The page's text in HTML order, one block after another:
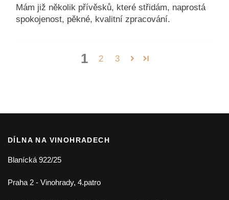
Mám již několik přívěsků, které střidám, naprostá
spokojenost, pěkné, kvalitní zpracování.
1 2 3
DÍLNA NA VINOHRADECH
Blanícká 922/25
Praha 2 - Vinohrady, 4.patro